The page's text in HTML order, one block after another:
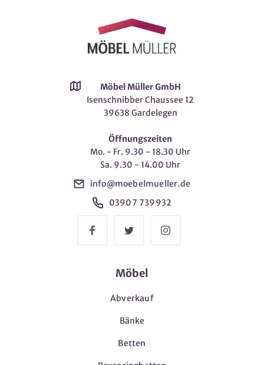
Möbel Müller GmbH
Isenschnibber Chaussee 12
39638 Gardelegen
Öffnungszeiten
Mo. - Fr. 9.30 - 18.30 Uhr
Sa. 9.30 - 14.00 Uhr
info@moebelmueller.de
03907 739932
Möbel
Abverkauf
Bänke
Betten